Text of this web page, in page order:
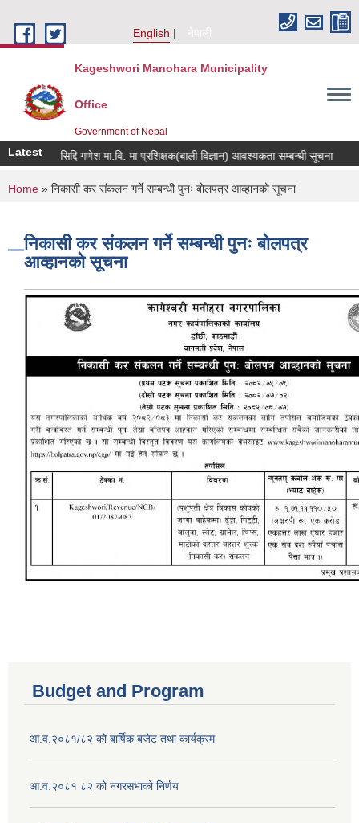
English
नेपाली
Kageshwori Manohara Municipality
Office
Government of Nepal
Latest
श्री सिद्दि गणेश मा.वि. मा प्रशिक्षक(बाली विज्ञान) आवश्यकता सम्बन्धी सूचना कर
You are here
Home » निकासी कर संकलन गर्ने सम्बन्धी पुनः बोलपत्र आव्हानको सूचना
निकासी कर संकलन गर्ने सम्बन्धी पुनः बोलपत्र
आव्हानको सूचना
Budget and Program
आ.व.२०८१/८२ को बार्षिक बजेट तथा कार्यक्रम
आ.व.२०८१ ८२ को नगरसभाको निर्णय